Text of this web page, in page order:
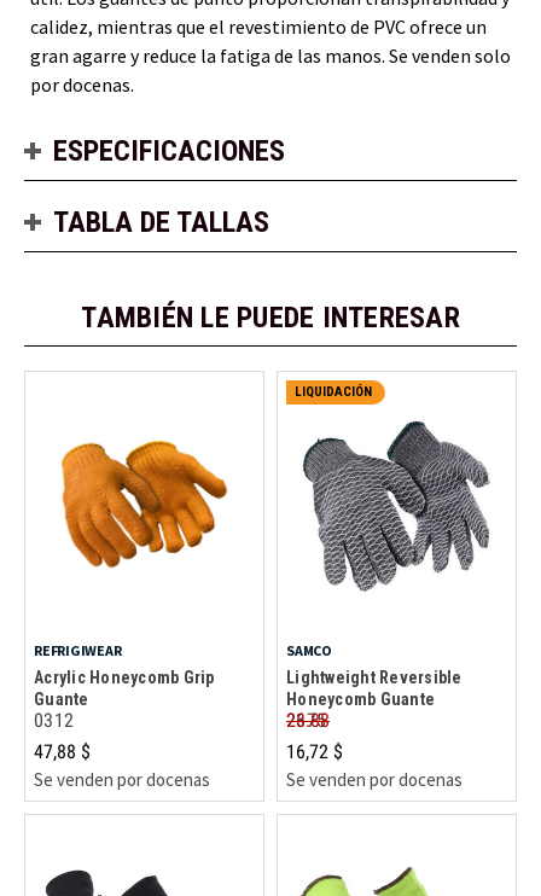
calidez, mientras que el revestimiento de PVC ofrece un
gran agarre y reduce la fatiga de las manos. Se venden solo
por docenas.
ESPECIFICACIONES
TABLA DE TALLAS
TAMBIÉN LE PUEDE INTERESAR
REFRIGIWEAR
Acrylic Honeycomb Grip
Guante
0312
47,88 $
Se venden por docenas
LIQUIDACIÓN
SAMCO
Lightweight Reversible
Honeycomb Guante
2675
23.88
16,72 $
Se venden por docenas